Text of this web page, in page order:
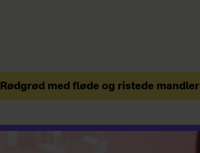
Rødgrød med fløde og ristede mandler